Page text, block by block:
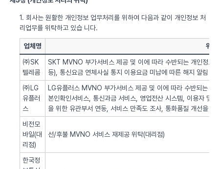
1. 회사는 원활한 개인정보 업무처리를 위하여 다음과 같이 개인정보 처
리업무를 위탁하고 있습 니다.
업체명 위탁
㈜SK
텔레콤
SKT MVNO 부가서비스 제공 및 이에 따라 수반되는 개인정보
등), 통신요금 연체사실 통지 이용요금 미납에 따른 해지 알림 업
㈜LG
유플러
스
LG유플러스 MVNO 부가서비스 제공 및 이에 따라 수반되는
본인확인서비스, 통신과금 서비스, 영업전산 시스템, 이용자 및
을 위한 유관부서 연동, 서비스 만족도 조사, 통화품질 개선을 위
비전모
바일(대
리점)
선/후불 MVNO 서비스 재제공 위탁(대리점)
한국정